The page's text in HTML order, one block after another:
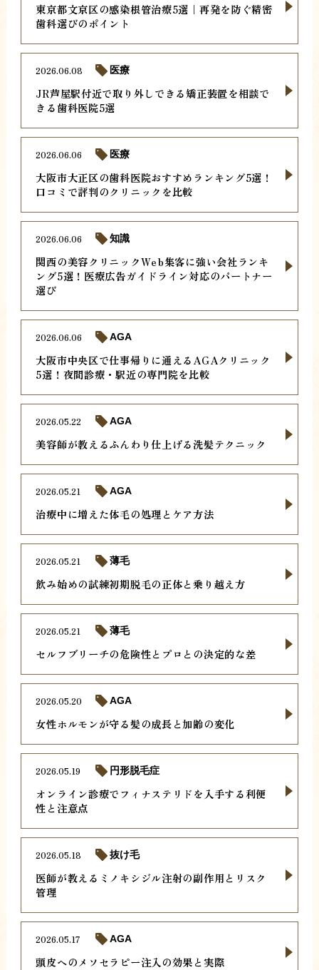
東京都文京区の感染根管治療5選｜再発を防ぐ精密
歯科選びのポイント
JR芦屋駅付近で取り外しできる矯正装置を相談で
きる歯科医院5選
2026.06.08 医療
大阪市大正区の歯科医院おすすめランキング5選！
口コミで評判のクリニックを比較
2026.06.06 医療
関西の美容クリニックWeb集客に強い会社ランキ
ング5選！医療広告ガイドライン対応のパートナー
選び
2026.06.06 知識
大阪市中央区で仕事帰りに通えるAGAクリニック
5選！夜間診療・駅近の専門院を比較
2026.06.06 AGA
美容師が教えるふんわり仕上げる洗髪テクニック
2026.05.22 AGA
治療中に増えた体毛の処理とケア方法
2026.05.21 AGA
飲み始めの試練初期脱毛の正体と乗り越え方
2026.05.21 薄毛
セルフブリーチの危険性とプロとの決定的な差
2026.05.21 薄毛
女性ホルモンが守る髪の成長と加齢の変化
2026.05.20 AGA
オンライン診療でフィナステリドを入手する利便
性と注意点
2026.05.19 円形脱毛症
医師が教えるミノキシジル注射の副作用とリスク
管理
2026.05.18 抜け毛
頭皮へのメソセラピー注入の効果と実際
2026.05.17 AGA